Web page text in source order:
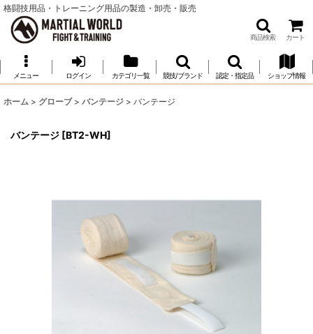
格闘技用品・トレーニング用品の製造・卸売・販売
商品検索 カート
メニュー ログイン カテゴリ一覧 競技/ブランド 認定・指定品 ショップ情報
ホーム > グローブ > バンテージ > バンテージ
バンテージ [BT2-WH]